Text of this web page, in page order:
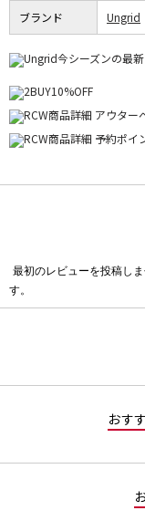
ブランド Ungrid
価
最初のレビューを投稿し
す。
おす